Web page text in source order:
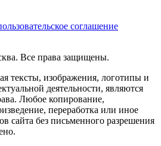
соглашение
Все права защищены.
тексты, изображения, логотипы и
деятельности, являются
Любое копирование,
переработка или иное
сайта без письменного разрешения